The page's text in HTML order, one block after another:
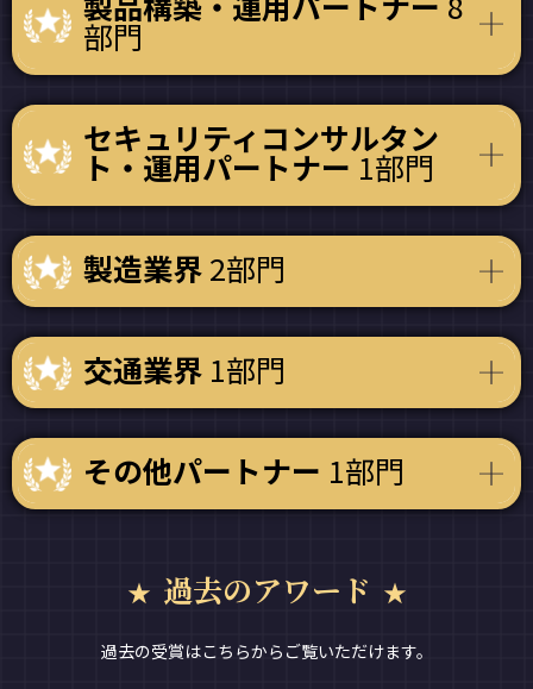
部門
セキュリティコンサルタン
ト・運用パートナー1部門
製造業界2部門
交通業界 1部門
その他パートナー 1部門
過去のアワード
過去の受賞はこちらからご覧いただけます。